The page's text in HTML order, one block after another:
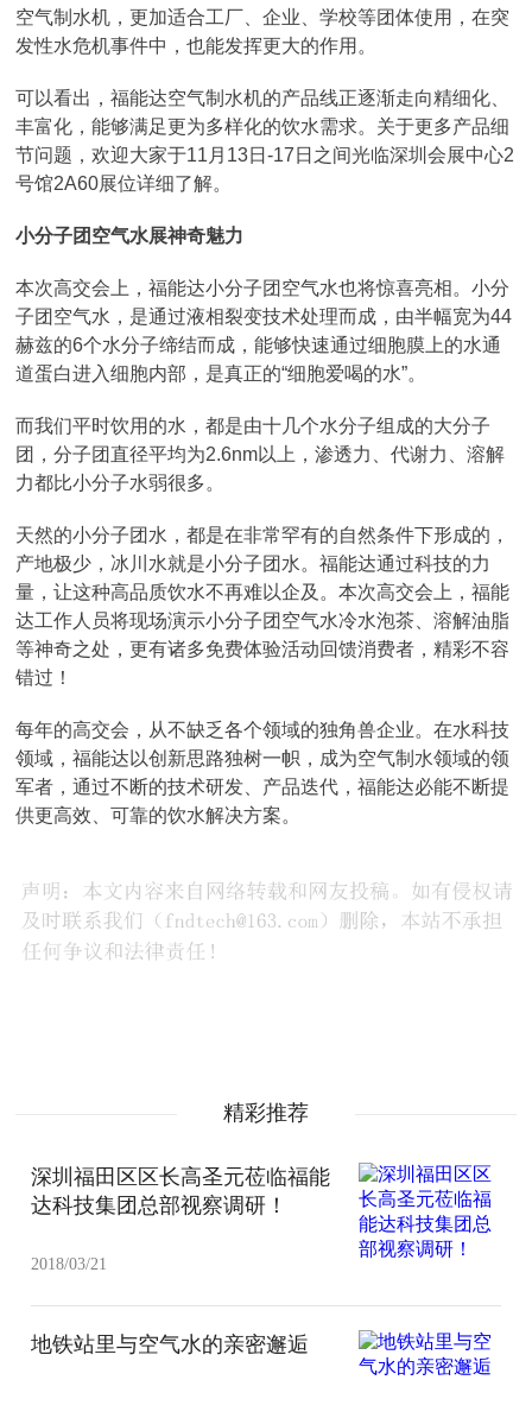
空气制水机，更加适合工厂、企业、学校等团体使用，在突
发性水危机事件中，也能发挥更大的作用。
可以看出，福能达空气制水机的产品线正逐渐走向精细化、
丰富化，能够满足更为多样化的饮水需求。关于更多产品细
节问题，欢迎大家于11月13日-17日之间光临深圳会展中心2
号馆2A60展位详细了解。
小分子团空气水展神奇魅力
本次高交会上，福能达小分子团空气水也将惊喜亮相。小分
子团空气水，是通过液相裂变技术处理而成，由半幅宽为44
赫兹的6个水分子缔结而成，能够快速通过细胞膜上的水通
道蛋白进入细胞内部，是真正的“细胞爱喝的水”。
而我们平时饮用的水，都是由十几个水分子组成的大分子
团，分子团直径平均为2.6nm以上，渗透力、代谢力、溶解
力都比小分子水弱很多。
天然的小分子团水，都是在非常罕有的自然条件下形成的，
产地极少，冰川水就是小分子团水。福能达通过科技的力
量，让这种高品质饮水不再难以企及。本次高交会上，福能
达工作人员将现场演示小分子团空气水冷水泡茶、溶解油脂
等神奇之处，更有诸多免费体验活动回馈消费者，精彩不容
错过！
每年的高交会，从不缺乏各个领域的独角兽企业。在水科技
领域，福能达以创新思路独树一帜，成为空气制水领域的领
军者，通过不断的技术研发、产品迭代，福能达必能不断提
供更高效、可靠的饮水解决方案。
精彩推荐
深圳福田区区长高圣元莅临福能
达科技集团总部视察调研！
2018/03/21
地铁站里与空气水的亲密邂逅